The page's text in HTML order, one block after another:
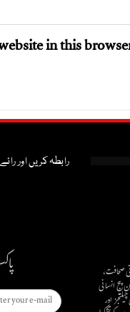
in this
صحافت،
انسانی
اور
رابطہ کریں اور